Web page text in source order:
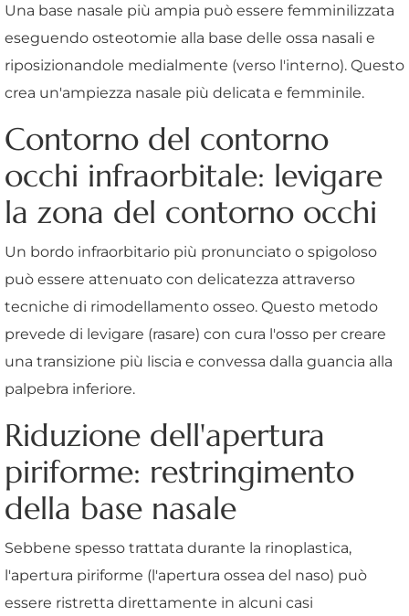
Una base nasale più ampia può essere femminilizzata
eseguendo osteotomie alla base delle ossa nasali e
riposizionandole medialmente (verso l'interno). Questo
crea un'ampiezza nasale più delicata e femminile.
Contorno del contorno
occhi infraorbitale: levigare
la zona del contorno occhi
Un bordo infraorbitario più pronunciato o spigoloso
può essere attenuato con delicatezza attraverso
tecniche di rimodellamento osseo. Questo metodo
prevede di levigare (rasare) con cura l'osso per creare
una transizione più liscia e convessa dalla guancia alla
palpebra inferiore.
Riduzione dell'apertura
piriforme: restringimento
della base nasale
Sebbene spesso trattata durante la rinoplastica,
l'apertura piriforme (l'apertura ossea del naso) può
essere ristretta direttamente in alcuni casi